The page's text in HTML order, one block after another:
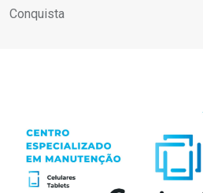
Conquista